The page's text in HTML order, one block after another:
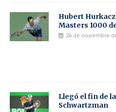
Hubert
Masters 1000
26 de noviembre
Llegó el fin de
Schwartzman